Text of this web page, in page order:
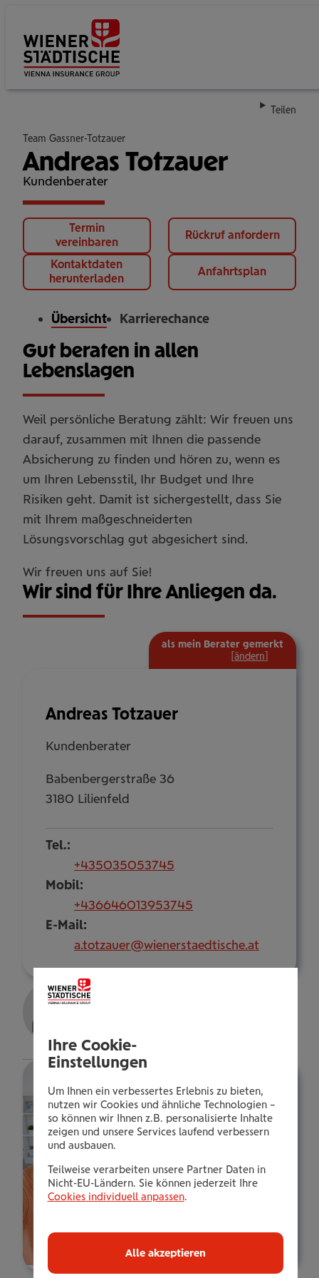
Teilen
Team Gassner-Totzauer
Andreas Totzauer
Kundenberater
Termin
vereinbaren
Rückruf anfordern
Kontaktdaten
herunterladen
Anfahrtsplan
Übersicht Karrierechance
Gut beraten in allen
Lebenslagen
Weil persönliche Beratung zählt: Wir freuen uns
darauf, zusammen mit Ihnen die passende
Absicherung zu finden und hören zu, wenn es
um Ihren Lebensstil, Ihr Budget und Ihre
Risiken geht. Damit ist sichergestellt, dass Sie
mit Ihrem maßgeschneiderten
Lösungsvorschlag gut abgesichert sind.
Wir freuen uns auf Sie!
Wir sind für Ihre Anliegen da.
Andreas Totzauer
Kundenberater
Babenbergerstraße 36
3180 Lilienfeld
Tel.:
+435035053745
Mobil:
+436646013953745
E-Mail:
a.totzauer@wienerstaedtische.at
als mein Berater gemerkt
[ändern
Franz Gassner
Details
Ihre Cookie-
Einstellungen
Um Ihnen ein verbessertes Erlebnis zu bieten,
nutzen wir Cookies und ähnliche Technologien –
so können wir Ihnen z.B. personalisierte Inhalte
zeigen und unsere Services laufend verbessern
und ausbauen.
Teilweise verarbeiten unsere Partner Daten in
Nicht-EU-Ländern. Sie können jederzeit Ihre
Cookies individuell anpassen.
Alle akzeptieren